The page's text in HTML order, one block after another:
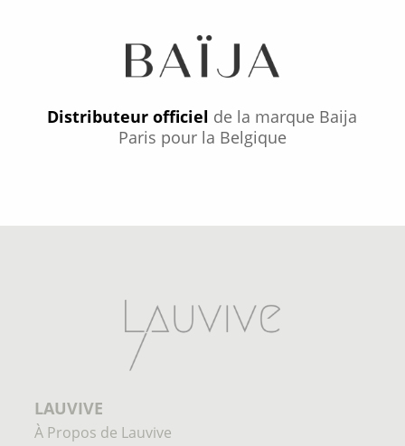
Distributeur officiel de la marque Baija
Paris pour la Belgique
LAUVIVE
À Propos de Lauvive